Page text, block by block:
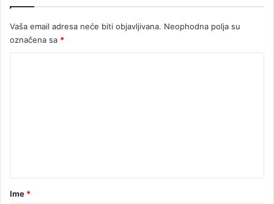
s
t
a
Vaša email adresa neće biti objavljivana. Neophodna polja su
označena sa *
r
Ime *